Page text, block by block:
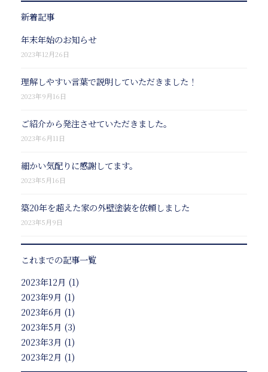
新着記事
年末年始のお知らせ
2023年12月26日
理解しやすい言葉で説明していただきました！
2023年9月16日
ご紹介から発注させていただきました。
2023年6月11日
細かい気配りに感謝してます。
2023年5月16日
築20年を超えた家の外壁塗装を依頼しました
2023年5月9日
これまでの記事一覧
2023年12月 (1)
2023年9月 (1)
2023年6月 (1)
2023年5月 (3)
2023年3月 (1)
2023年2月 (1)